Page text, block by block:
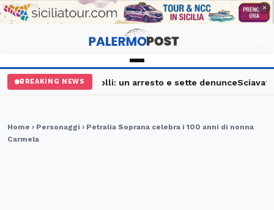
PUBBLICITÀ ×
BREAKING NEWS
maxi controlli: un arresto e sette denunceSciavata
Home › Personaggi › Petralia Soprana celebra i 100 anni di nonna
Carmela